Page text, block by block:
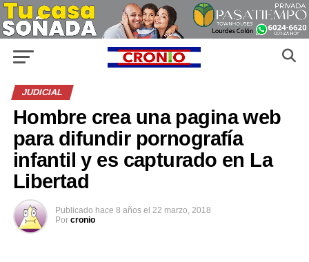
JUDICIAL
Hombre crea una pagina web
para difundir pornografía
infantil y es capturado en La
Libertad
Publicado hace 8 años el 22 marzo, 2018
Por cronio